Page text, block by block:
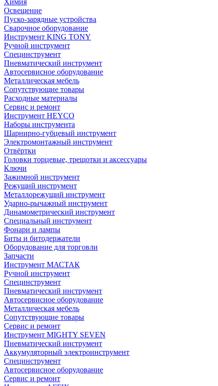
Химия
Освещение
Пуско-зарядные устройства
Сварочное оборудование
Инструмент KING TONY
Ручной инструмент
Специнструмент
Пневматический инструмент
Автосервисное оборудование
Металлическая мебель
Сопутствующие товары
Расходные материалы
Сервис и ремонт
Инструмент HEYCO
Наборы инструмента
Шарнирно-губцевый инструмент
Электромонтажный инструмент
Отвёртки
Головки торцевые, трещотки и аксессуары
Ключи
Зажимной инструмент
Режущий инструмент
Металлорежущий инструмент
Ударно-рычажный инструмент
Динамометрический инструмент
Специальный инструмент
Фонари и лампы
Биты и битодержатели
Оборудование для торговли
Запчасти
Инструмент МАСТАК
Ручной инструмент
Специнструмент
Пневматический инструмент
Автосервисное оборудование
Металлическая мебель
Сопутствующие товары
Сервис и ремонт
Инструмент MIGHTY SEVEN
Пневматический инструмент
Аккумуляторный электроинструмент
Специнструмент
Автосервисное оборудование
Сервис и ремонт